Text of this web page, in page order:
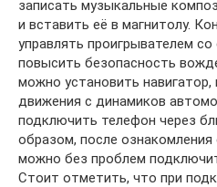
записать музыкальные
и вставить её в магнитолу.
управлять проигрывателем
повысить безопасность
можно установить навигатор,
движения с динамиков
подключить телефон через
образом, после
можно без проблем
Стоит отметить, что при